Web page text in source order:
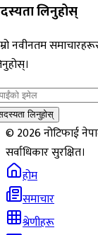
लिनुहोस्
नवीनतम
लिनुहोस्
©2026नोटिफाई
सर्वाधिकार सुरक्षित।
होम
समाचार
श्रेणीहरू